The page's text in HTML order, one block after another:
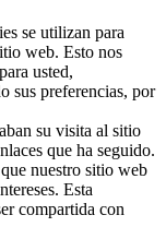
se utilizan para
web. Esto nos
usted,
sus preferencias, por
su visita al sitio
que ha seguido.
nuestro sitio web
Esta
compartida con